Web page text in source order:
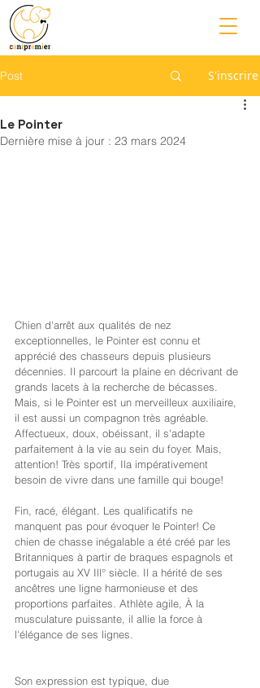
Post S'inscrire
Le Pointer
Dernière mise à jour : 23 mars 2024
Chien d'arrêt aux qualités de nez
exceptionnelles, le Pointer est connu et
apprécié des chasseurs depuis plusieurs
décennies. Il parcourt la plaine en décrivant de
grands lacets à la recherche de bécasses.
Mais, si le Pointer est un merveilleux auxiliaire,
il est aussi un compagnon très agréable.
Affectueux, doux, obéissant, il s'adapte
parfaitement à la vie au sein du foyer. Mais,
attention! Très sportif, Ila impérativement
besoin de vivre dans une famille qui bouge!
Fin, racé, élégant. Les qualificatifs ne
manquent pas pour évoquer le Pointer! Ce
chien de chasse inégalable a été créé par les
Britanniques à partir de braques espagnols et
portugais au XV Ill° siècle. Il a hérité de ses
ancêtres une ligne harmonieuse et des
proportions parfaites. Athlète agile, À la
musculature puissante, il allie la force à
l'élégance de ses lignes.
Son expression est typique, due